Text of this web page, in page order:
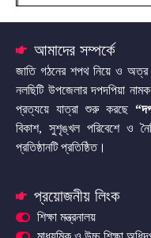
আমাদের সম্পর্কে
জাতি গঠনের শপথ নিয়ে ও অত্র
নলছিটি উপজেলার দপদপিয়া
প্রত্যয়ে যাত্রা শুরু করছে
বিকাশ, সুশৃঙ্খল পরিবেশে ও
প্রতিষ্ঠানটি প্রতিষ্ঠিত।
প্রয়োজনীয় লিংক
শিক্ষা মন্ত্রনালয়